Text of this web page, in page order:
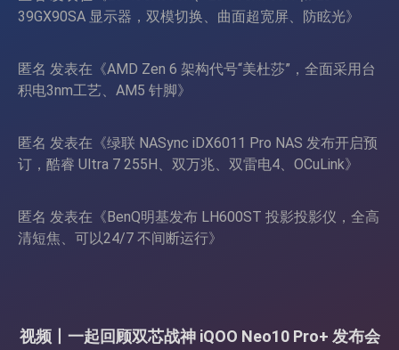
39GX90SA 显示器，双模切换、曲面超宽屏、防眩光》
匿名 发表在《AMD Zen 6 架构代号“美杜莎”，全面采用台
积电3nm工艺、AM5 针脚》
匿名 发表在《绿联 NASync iDX6011 Pro NAS 发布开启预
订，酷睿 Ultra 7 255H、双万兆、双雷电4、OCuLink》
匿名 发表在《BenQ明基发布 LH600ST 投影投影仪，全高
清短焦、可以24/7 不间断运行》
视频丨一起回顾双芯战神 iQOO Neo10 Pro+ 发布会